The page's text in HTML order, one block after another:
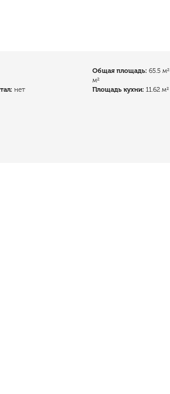
нет
Общая площадь: 65.5 м²
м²
Площадь кухни: 11.62 м²